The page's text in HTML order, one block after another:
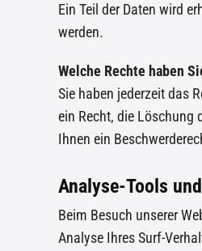
Ein Teil der Daten wird
werden.
Welche Rechte haben
Sie haben jederzeit das
ein Recht, die Löschung
Ihnen ein
Analyse-Tools
Beim Besuch unserer
Analyse Ihres Surf-